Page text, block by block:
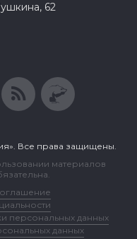
62
Все права защищены.
материалов
персональных данных
данных